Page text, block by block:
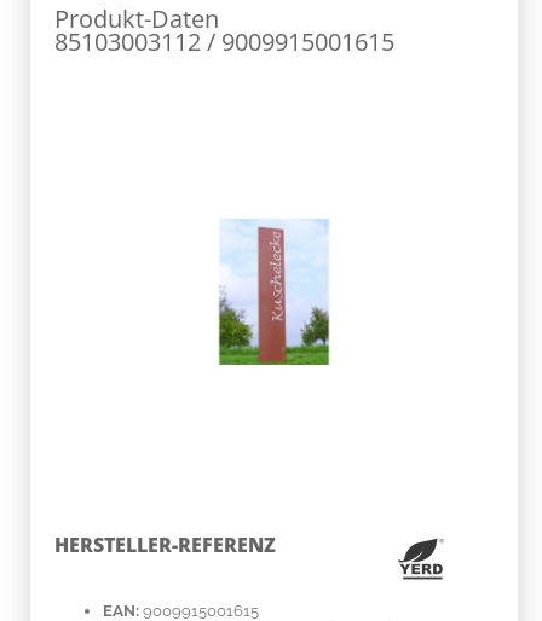
Produkt-Daten
85103003112 / 9009915001615
HERSTELLER-REFERENZ
EAN: 9009915001615